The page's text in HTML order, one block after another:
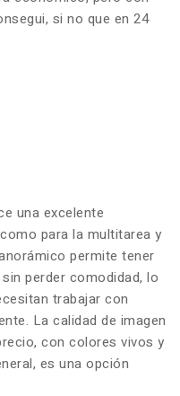
si no que en 24
una excelente
para la multitarea y
permite tener
perder comodidad, lo
trabajar con
La calidad de imagen
con colores vivos y
es una opción